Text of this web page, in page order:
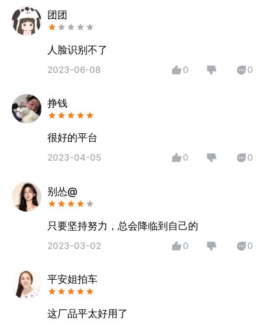
团团
人脸识别不了
2023-06-08 0 0
挣钱
很好的平台
2023-04-05 0 0
别怂@
只要坚持努力，总会降临到自己的
2023-03-02 0 0
平安姐拍车
这厂品平太好用了